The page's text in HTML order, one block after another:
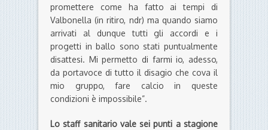
promettere come ha fatto ai tempi di
Valbonella (in ritiro, ndr) ma quando siamo
arrivati al dunque tutti gli accordi e i
progetti in ballo sono stati puntualmente
disattesi. Mi permetto di farmi io, adesso,
da portavoce di tutto il disagio che cova il
mio gruppo, fare calcio in queste
condizioni è impossibile”.
Lo staff sanitario vale sei punti a stagione